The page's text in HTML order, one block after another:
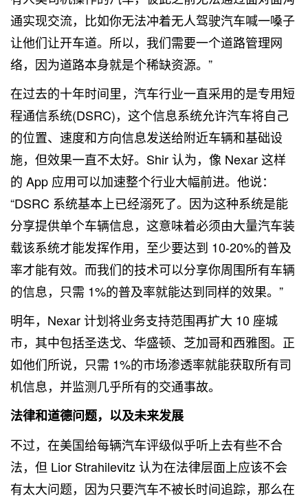
通实现交流，比如你无法冲着无人驾驶汽车喊一嗓子
让他们让开车道。所以，我们需要一个道路管理网
络，因为道路本身就是个稀缺资源。”
在过去的十年时间里，汽车行业一直采用的是专用短
程通信系统(DSRC)，这个信息系统允许汽车将自己
的位置、速度和方向信息发送给附近车辆和基础设
施，但效果一直不太好。Shir 认为，像 Nexar 这样
的 App 应用可以加速整个行业大幅前进。他说：
“DSRC 系统基本上已经溺死了。因为这种系统是能
分享提供单个车辆信息，这意味着必须由大量汽车装
载该系统才能发挥作用，至少要达到 10-20%的普及
率才能有效。而我们的技术可以分享你周围所有车辆
的信息，只需 1%的普及率就能达到同样的效果。”
明年，Nexar 计划将业务支持范围再扩大 10 座城
市，其中包括圣迭戈、华盛顿、芝加哥和西雅图。正
如他们所说，只需 1%的市场渗透率就能获取所有司
机信息，并监测几乎所有的交通事故。
法律和道德问题，以及未来发展
不过，在美国给每辆汽车评级似乎听上去有些不合
法，但 Lior Strahilevitz 认为在法律层面上应该不会
有太大问题，因为只要汽车不被长时间追踪，那么在